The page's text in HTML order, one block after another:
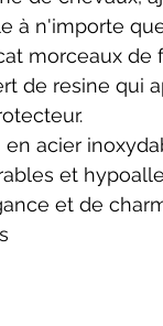
à n'importe
morceaux de
de resine qui
acier
et
et de